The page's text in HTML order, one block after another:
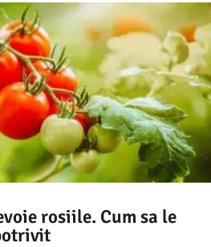
0
6
.
2
0
2
5
rosiile. Cum sa le